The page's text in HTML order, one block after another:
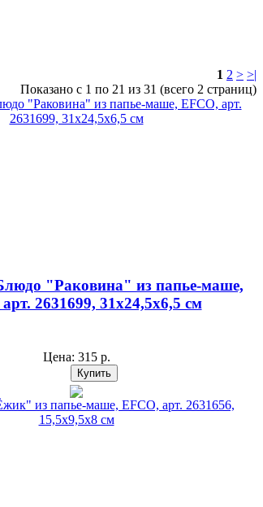
1 2 > >|
Показано с 1 по 21 из 31 (всего 2 страниц)
"Раковина" из папье-маше,
2631699, 31х24,5х6,5 см
Цена: 315 р.